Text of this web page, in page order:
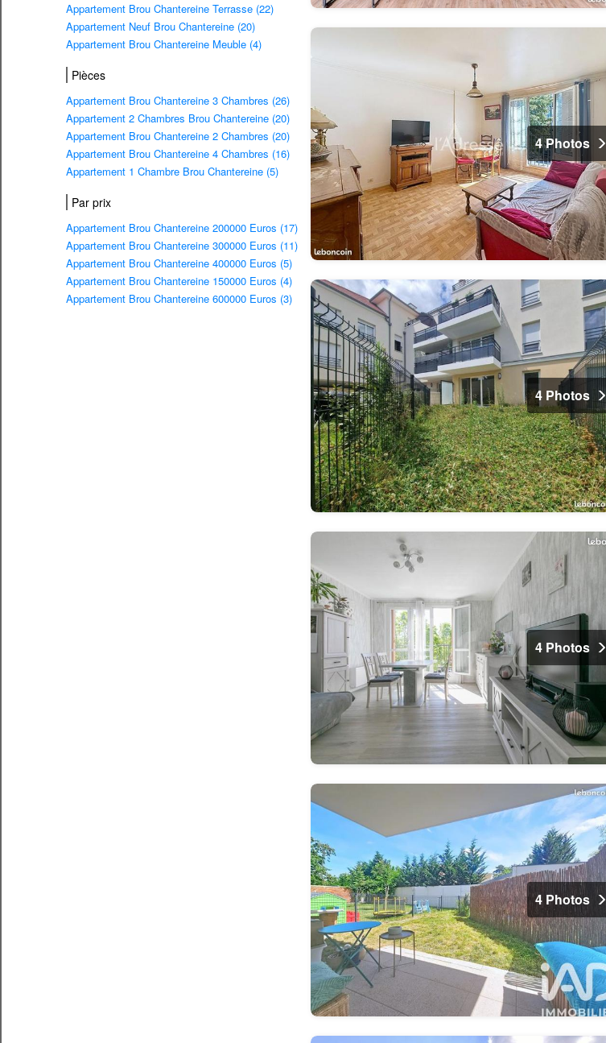
Appartement Brou Chantereine Terrasse (22)
Appartement Neuf Brou Chantereine (20)
Appartement Brou Chantereine Meuble (4)
Pièces
Appartement Brou Chantereine 3 Chambres (26)
Appartement 2 Chambres Brou Chantereine (20)
Appartement Brou Chantereine 2 Chambres (20)
Appartement Brou Chantereine 4 Chambres (16)
Appartement 1 Chambre Brou Chantereine (5)
Par prix
Appartement Brou Chantereine 200000 Euros (17)
Appartement Brou Chantereine 300000 Euros (11)
Appartement Brou Chantereine 400000 Euros (5)
Appartement Brou Chantereine 150000 Euros (4)
Appartement Brou Chantereine 600000 Euros (3)
4 Photos
4 Photos
4 Photos
4 Photos